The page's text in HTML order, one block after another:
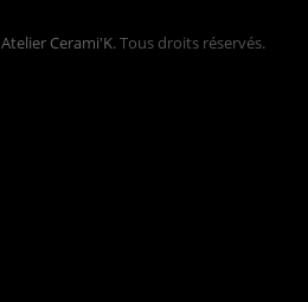
Atelier Cerami'K. Tous droits réservés.